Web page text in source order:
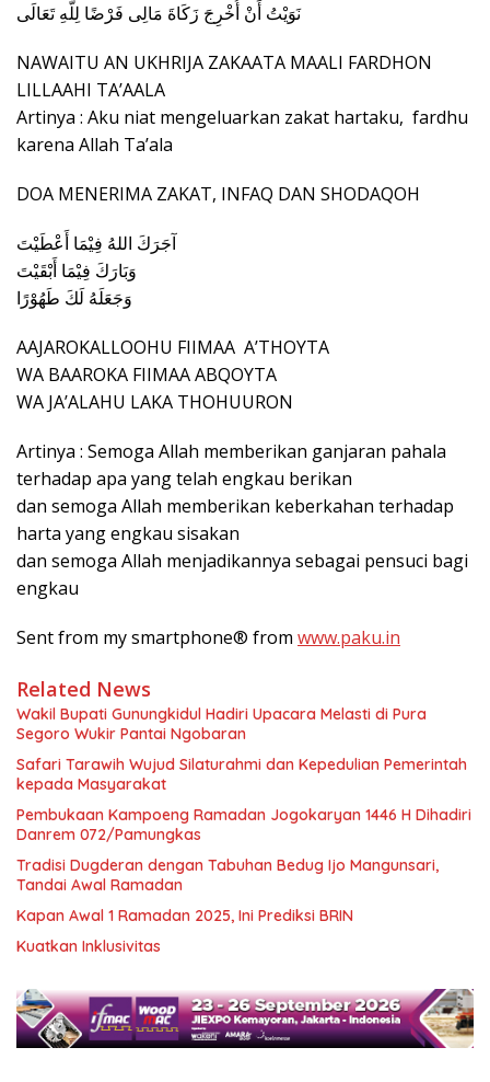
نَوَيْتُ أَنْ أُخْرِجَ زَكَاةَ مَالِى فَرْضًا لِلَّهِ تَعَالَى
NAWAITU AN UKHRIJA ZAKAATA MAALI FARDHON
LILLAAHI TA’AALA
Artinya : Aku niat mengeluarkan zakat hartaku, fardhu
karena Allah Ta’ala
DOA MENERIMA ZAKAT, INFAQ DAN SHODAQOH
آجَرَكَ اللهُ فِيْمَا أَعْطَيْتَ
وَبَارَكَ فِيْمَا أَبْقَيْتَ
وَجَعَلَهُ لَكَ طَهُوْرًا
AAJAROKALLOOHU FIIMAA A’THOYTA
WA BAAROKA FIIMAA ABQOYTA
WA JA’ALAHU LAKA THOHUURON
Artinya : Semoga Allah memberikan ganjaran pahala
terhadap apa yang telah engkau berikan
dan semoga Allah memberikan keberkahan terhadap
harta yang engkau sisakan
dan semoga Allah menjadikannya sebagai pensuci bagi
engkau
Sent from my smartphone® from www.paku.in
Related News
Wakil Bupati Gunungkidul Hadiri Upacara Melasti di Pura
Segoro Wukir Pantai Ngobaran
Safari Tarawih Wujud Silaturahmi dan Kepedulian Pemerintah
kepada Masyarakat
Pembukaan Kampoeng Ramadan Jogokaryan 1446 H Dihadiri
Danrem 072/Pamungkas
Tradisi Dugderan dengan Tabuhan Bedug Ijo Mangunsari,
Tandai Awal Ramadan
Kapan Awal 1 Ramadan 2025, Ini Prediksi BRIN
Kuatkan Inklusivitas